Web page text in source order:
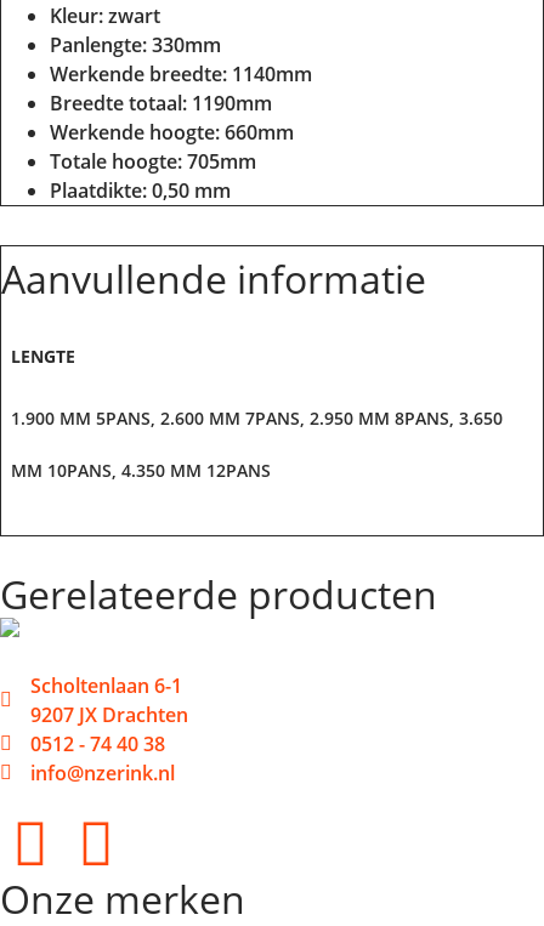
Kleur: zwart
Panlengte: 330mm
Werkende breedte: 1140mm
Breedte totaal: 1190mm
Werkende hoogte: 660mm
Totale hoogte: 705mm
Plaatdikte: 0,50 mm
Aanvullende informatie
LENGTE
1.900 MM 5PANS, 2.600 MM 7PANS, 2.950 MM 8PANS, 3.650
MM 10PANS, 4.350 MM 12PANS
Gerelateerde producten
Scholtenlaan 6-1
9207 JX Drachten
0512 - 74 40 38
info@nzerink.nl
Onze merken